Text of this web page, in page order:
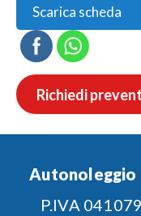
Scarica scheda
Richiedi
Autonoleggio
P.IVA